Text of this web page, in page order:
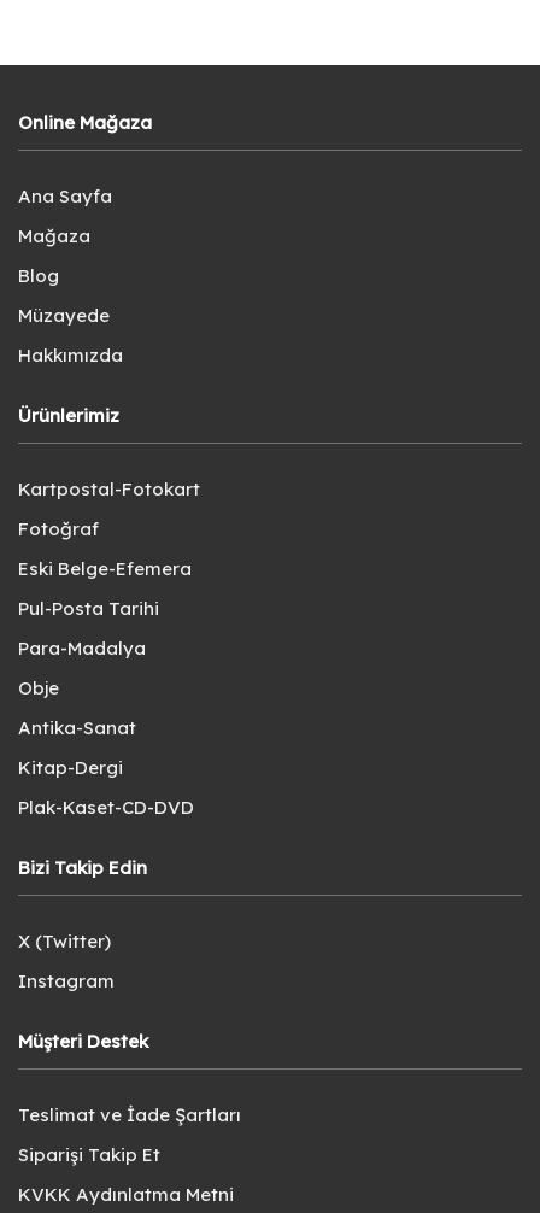
Online Mağaza
Ana Sayfa
Mağaza
Blog
Müzayede
Hakkımızda
Ürünlerimiz
Kartpostal-Fotokart
Fotoğraf
Eski Belge-Efemera
Pul-Posta Tarihi
Para-Madalya
Obje
Antika-Sanat
Kitap-Dergi
Plak-Kaset-CD-DVD
Bizi Takip Edin
X (Twitter)
Instagram
Müşteri Destek
Teslimat ve İade Şartları
Siparişi Takip Et
KVKK Aydınlatma Metni